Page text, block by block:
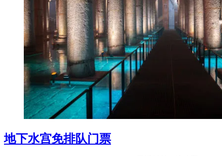
地下水宫免排队门票